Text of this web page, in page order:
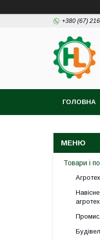
+380 (67)
ГОЛОВНА
Товари і